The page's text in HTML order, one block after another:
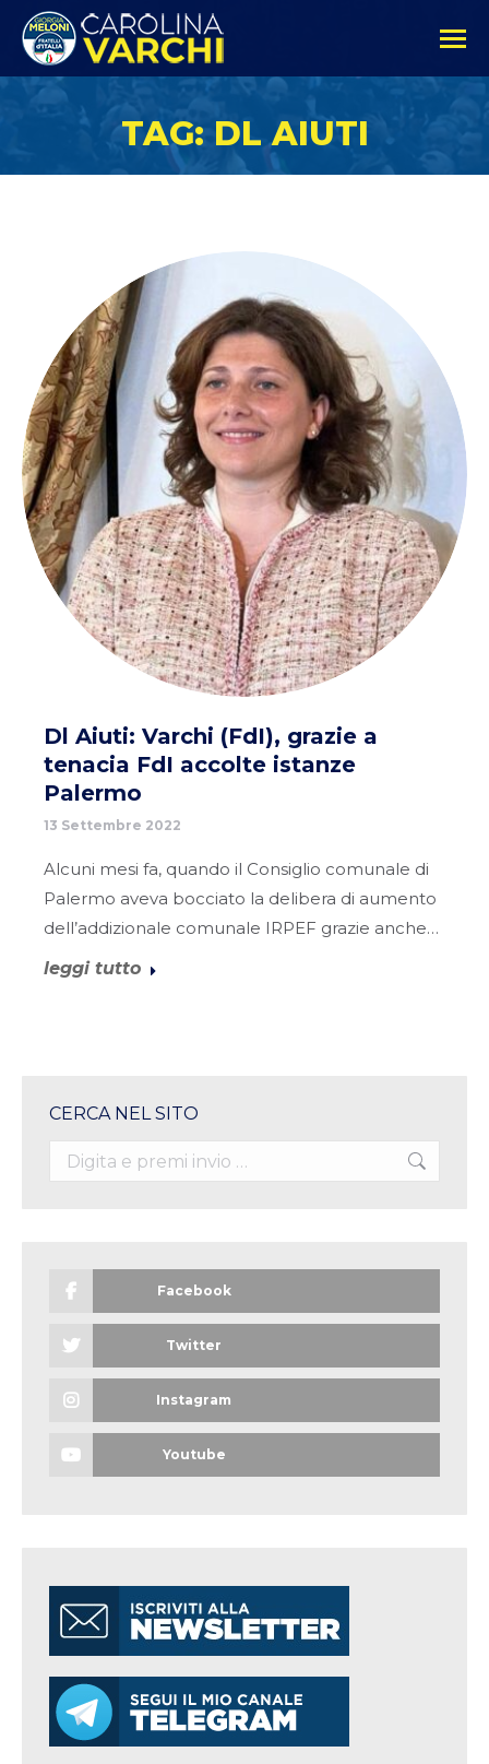
TAG: DL AIUTI
Dl Aiuti: Varchi (FdI), grazie a
tenacia FdI accolte istanze
Palermo
13 Settembre 2022
Alcuni mesi fa, quando il Consiglio comunale di
Palermo aveva bocciato la delibera di aumento
dell’addizionale comunale IRPEF grazie anche…
leggi tutto
CERCA NEL SITO
Search:
Facebook
Twitter
Instagram
Youtube